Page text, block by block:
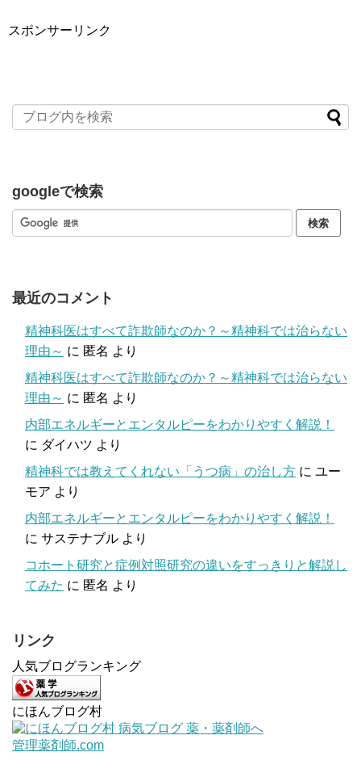
スポンサーリンク
googleで検索
最近のコメント
精神科医はすべて詐欺師なのか？～精神科では治らない
理由～ に 匿名 より
精神科医はすべて詐欺師なのか？～精神科では治らない
理由～ に 匿名 より
内部エネルギーとエンタルピーをわかりやすく解説！
に ダイハツ より
精神科では教えてくれない「うつ病」の治し方 に ユー
モア より
内部エネルギーとエンタルピーをわかりやすく解説！
に サステナブル より
コホート研究と症例対照研究の違いをすっきりと解説し
てみた に 匿名 より
リンク
人気ブログランキング
にほんブログ村
管理薬剤師.com